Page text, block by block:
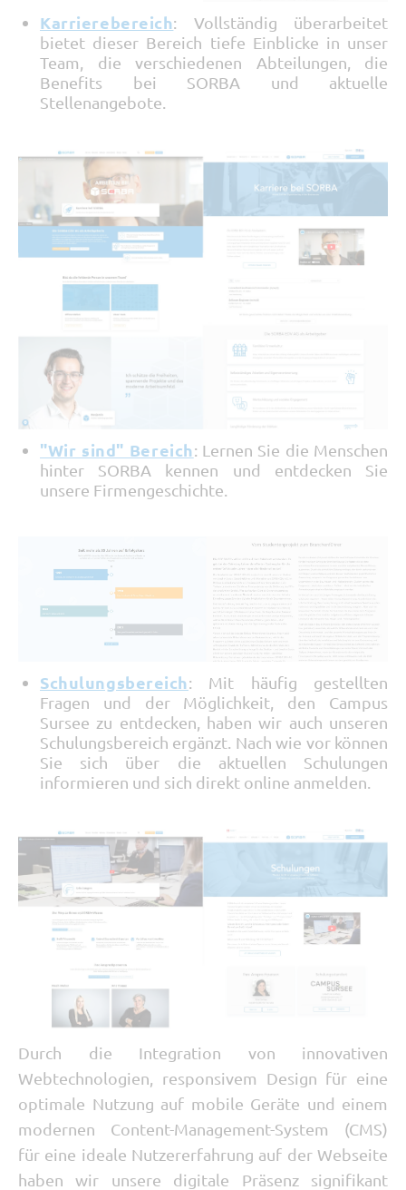
Karrierebereich: Vollständig überarbeitet
bietet dieser Bereich tiefe Einblicke in unser
Team, die verschiedenen Abteilungen, die
Benefits bei SORBA und aktuelle
Stellenangebote.
"Wir sind" Bereich: Lernen Sie die Menschen
hinter SORBA kennen und entdecken Sie
unsere Firmengeschichte.
Schulungsbereich: Mit häufig gestellten
Fragen und der Möglichkeit, den Campus
Sursee zu entdecken, haben wir auch unseren
Schulungsbereich ergänzt. Nach wie vor können
Sie sich über die aktuellen Schulungen
informieren und sich direkt online anmelden.
Durch die Integration von innovativen
Webtechnologien, responsivem Design für eine
optimale Nutzung auf mobile Geräte und einem
modernen Content-Management-System (CMS)
für eine ideale Nutzererfahrung auf der Webseite
haben wir unsere digitale Präsenz signifikant